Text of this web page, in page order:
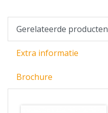
Gerelateerde producten
Extra informatie
Brochure